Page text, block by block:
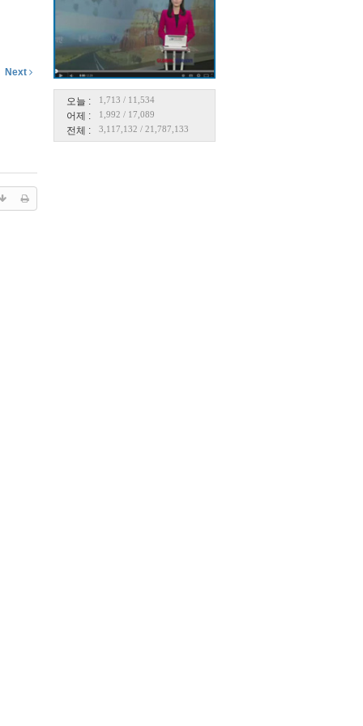
오늘 : 1,713 / 11,534
어제 : 1,992 / 17,089
전체 : 3,117,132 / 21,787,133
Next